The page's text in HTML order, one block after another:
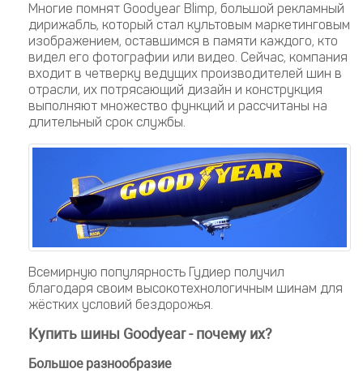
Многие помнят Goodyear Blimp, большой рекламный
дирижабль, который стал культовым маркетинговым
изображением, оставшимся в памяти каждого, кто
видел его фотографии или видео. Сейчас, компания
входит в четверку ведущих производителей шин в
отрасли, их потрясающий дизайн и конструкция
выполняют множество функций и рассчитаны на
длительный срок службы.
Всемирную популярность Гудиер получил
благодаря своим высокотехнологичным шинам для
жёстких условий бездорожья.
Купить шины Goodyear - почему их?
Большое разнообразие